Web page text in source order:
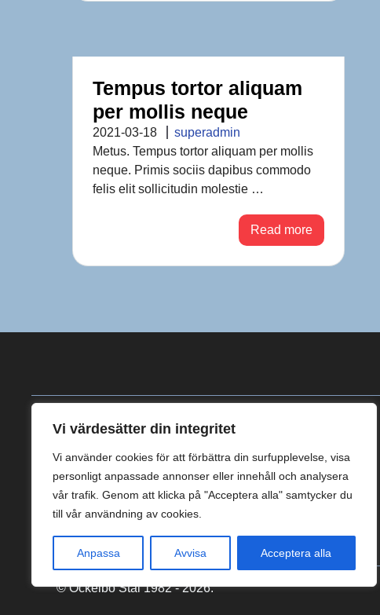
Vi värdesätter din integritet
Vi använder cookies för att förbättra din surfupplevelse, visa
personligt anpassade annonser eller innehåll och analysera
vår trafik. Genom att klicka på "Acceptera alla" samtycker du
till vår användning av cookies.
Anpassa Avvisa Acceptera alla
Tempus tortor aliquam
per mollis neque
2021-03-18
superadmin
Metus. Tempus tortor aliquam per mollis
neque. Primis sociis dapibus commodo
felis elit sollicitudin molestie …
Read more
Kontakt
Mo 25
816 94 Ockelbo
Sweden
Certifiering
Begär offert
© Ockelbo Stål 1982 - 2026.